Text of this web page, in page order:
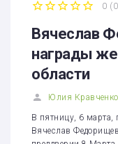
0 (
Вячеслав
награды
области
Юлия Кравченко
В пятницу, 6 марта,
Вячеслав